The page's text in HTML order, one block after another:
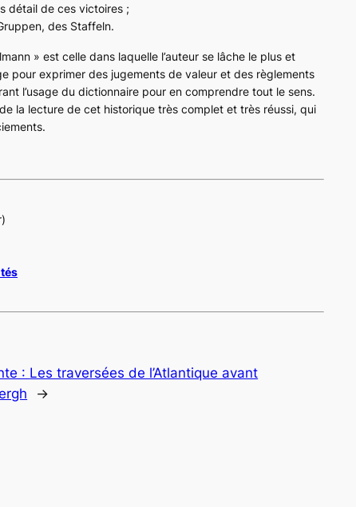
détail de ces victoires ;
, des Staffeln.
» est celle dans laquelle l’auteur se lâche le plus et
pour exprimer des jugements de valeur et des règlements
l’usage du dictionnaire pour en comprendre tout le sens.
la lecture de cet historique très complet et très réussi, qui
: Les traversées de l’Atlantique avant
→